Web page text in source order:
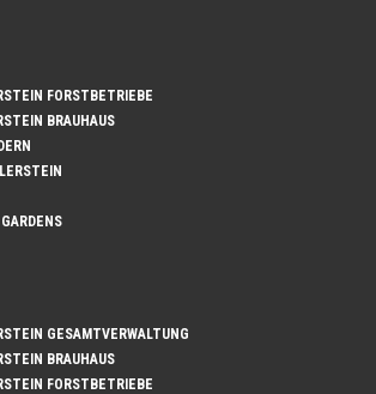
FORSTBETRIEBE
BRAUHAUS
GESAMTVERWALTUNG
BRAUHAUS
FORSTBETRIEBE